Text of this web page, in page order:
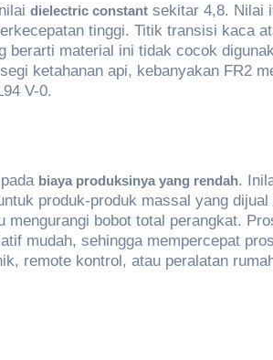
dielectric constant sekitar 4,8. Nilai
tinggi. Titik transisi kaca
berarti material ini tidak cocok
ketahanan api, kebanyakan FR2
V-0.
biaya produksinya yang rendah.
produk-produk massal yang
mengurangi bobot total perangkat.
mudah, sehingga mempercepat
remote kontrol, atau peralatan